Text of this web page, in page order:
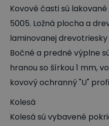
Kovové časti sú
5005. Ložná plocha a
laminovanej
Bočné a predné výplne
hranou so šírkou 1 mm,
kovový ochranný "U"
Kolesá
Kolesá sú vybavené